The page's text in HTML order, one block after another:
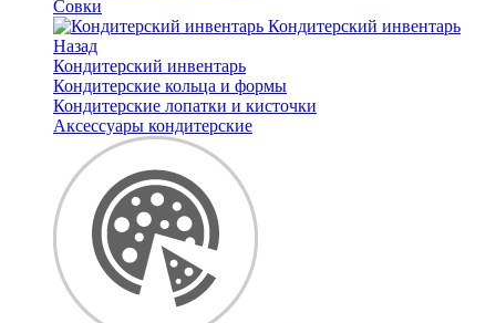
Совки
Кондитерский инвентарь
Назад
Кондитерский инвентарь
Кондитерские кольца и формы
Кондитерские лопатки и кисточки
Аксессуары кондитерские